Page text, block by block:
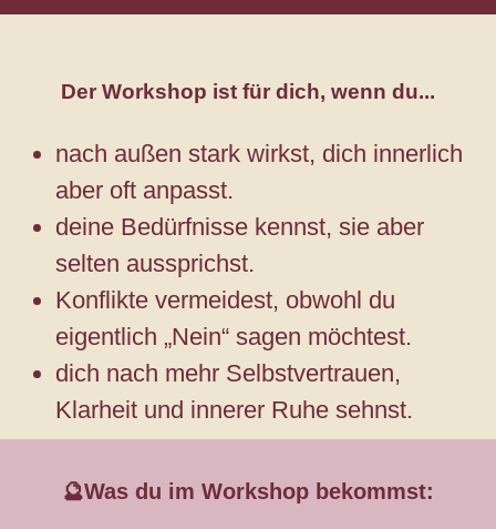
Der Workshop ist für dich, wenn du...
nach außen stark wirkst, dich innerlich
aber oft anpasst.
deine Bedürfnisse kennst, sie aber
selten aussprichst.
Konflikte vermeidest, obwohl du
eigentlich „Nein“ sagen möchtest.
dich nach mehr Selbstvertrauen,
Klarheit und innerer Ruhe sehnst.
🔮Was du im Workshop bekommst: